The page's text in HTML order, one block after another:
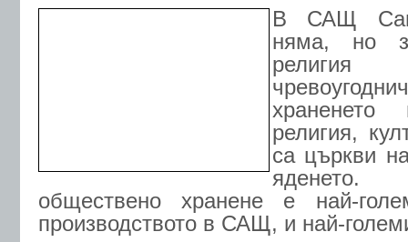
В САЩ
няма, но
религия,
са църкви
яденето.
обществено хранене е най-
производството в САЩ, и най-